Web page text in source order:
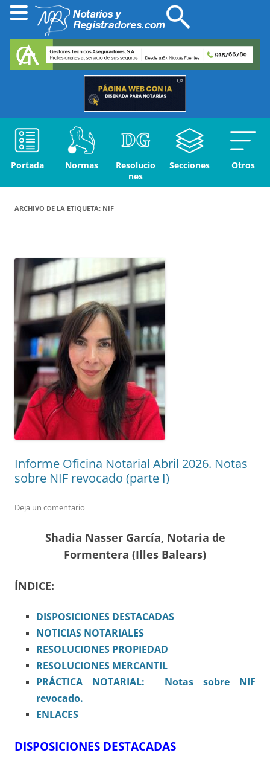
Portada Normas
Resolucio
nes
Secciones Otros
ARCHIVO DE LA ETIQUETA: NIF
Informe Oficina Notarial Abril 2026. Notas
sobre NIF revocado (parte I)
Deja un comentario
Shadia Nasser García, Notaria de
Formentera (Illes Balears)
ÍNDICE:
DISPOSICIONES DESTACADAS
NOTICIAS NOTARIALES
RESOLUCIONES PROPIEDAD
RESOLUCIONES MERCANTIL
PRÁCTICA NOTARIAL: Notas sobre NIF
revocado.
ENLACES
DISPOSICIONES DESTACADAS